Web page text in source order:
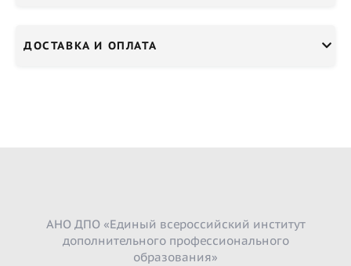
ДОСТАВКА И ОПЛАТА
АНО ДПО «Единый всероссийский институт
дополнительного профессионального
образования»